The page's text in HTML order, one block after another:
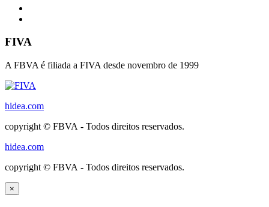
FIVA
A FBVA é filiada a FIVA desde novembro de 1999
hidea.com
copyright © FBVA - Todos direitos reservados.
hidea.com
copyright © FBVA - Todos direitos reservados.
×